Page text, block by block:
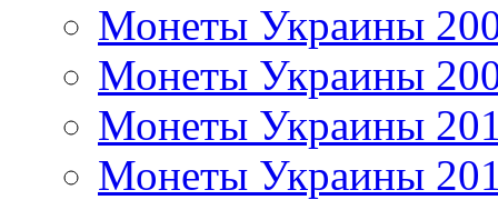
Монеты Украины
Монеты Украины
Монеты Украины
Монеты Украины